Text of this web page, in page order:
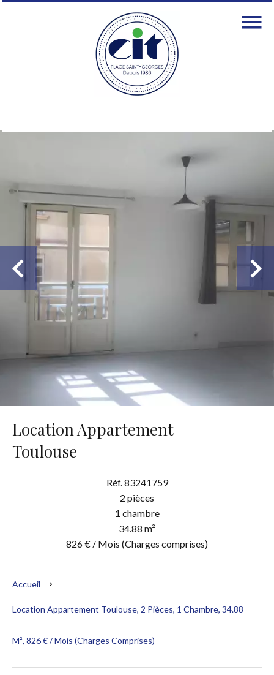
Location Appartement
Toulouse
Réf. 83241759
2 pièces
1 chambre
34.88 m²
826 € / Mois (Charges comprises)
Accueil
Location Appartement Toulouse, 2 Pièces, 1 Chambre, 34.88
M², 826 € / Mois (Charges Comprises)